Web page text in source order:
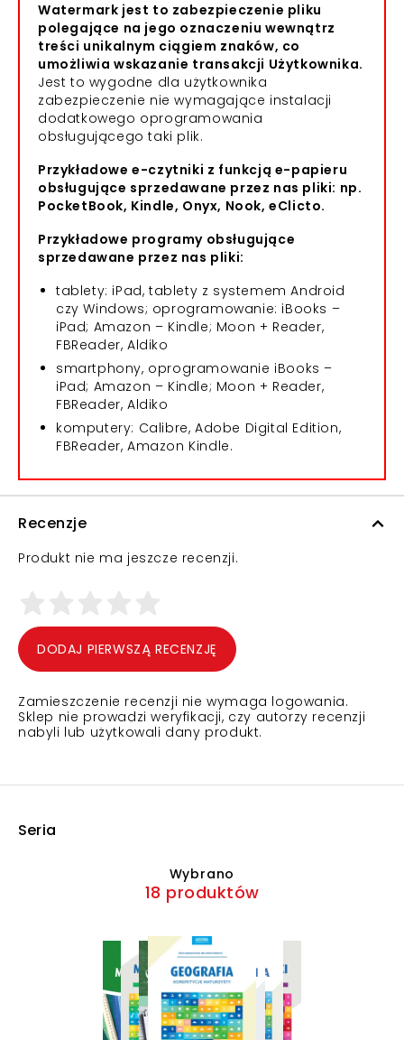
Watermark jest to zabezpieczenie pliku
polegające na jego oznaczeniu wewnątrz
treści unikalnym ciągiem znaków, co
umożliwia wskazanie transakcji Użytkownika.
Jest to wygodne dla użytkownika
zabezpieczenie nie wymagające instalacji
dodatkowego oprogramowania
obsługującego taki plik.
Przykładowe e-czytniki z funkcją e-papieru
obsługujące sprzedawane przez nas pliki: np.
PocketBook, Kindle, Onyx, Nook, eClicto.
Przykładowe programy obsługujące
sprzedawane przez nas pliki:
tablety: iPad, tablety z systemem Android
czy Windows; oprogramowanie: iBooks –
iPad; Amazon – Kindle; Moon + Reader,
FBReader, Aldiko
smartphony, oprogramowanie iBooks –
iPad; Amazon – Kindle; Moon + Reader,
FBReader, Aldiko
komputery: Calibre, Adobe Digital Edition,
FBReader, Amazon Kindle.
Recenzje
Produkt nie ma jeszcze recenzji.
DODAJ PIERWSZĄ RECENZJĘ
Zamieszczenie recenzji nie wymaga logowania.
Sklep nie prowadzi weryfikacji, czy autorzy recenzji
nabyli lub użytkowali dany produkt.
Seria
Wybrano
18 produktów